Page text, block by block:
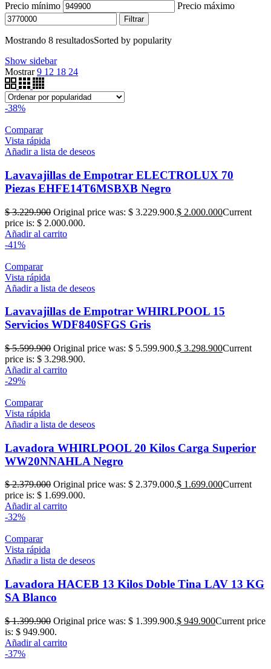
Precio mínimo Precio máximo
Filtrar
Mostrando 8 resultadosSorted by popularity
Show sidebar
Mostrar9 12 18 24
-38%
Comparar
Vista rápida
Añadir a lista de deseos
Lavavajillas de Empotrar ELECTROLUX 70
Piezas EHFE14T6MSBXB Negro
$3.229.900 Original price was: $ 3.229.900.$ 2.000.000Current
price is: $ 2.000.000.
Añadir al carrito
-41%
Comparar
Vista rápida
Añadir a lista de deseos
Lavavajillas de Empotrar WHIRLPOOL 15
Servicios WDF840SFGS Gris
$5.599.900 Original price was: $ 5.599.900.$ 3.298.900Current
price is: $ 3.298.900.
Añadir al carrito
-29%
Comparar
Vista rápida
Añadir a lista de deseos
Lavadora WHIRLPOOL 20 Kilos Carga Superior
WW20NNAHLA Negro
$2.379.000 Original price was: $ 2.379.000.$ 1.699.000Current
price is: $ 1.699.000.
Añadir al carrito
-32%
Comparar
Vista rápida
Añadir a lista de deseos
Lavadora HACEB 13 Kilos Doble Tina LAV 13 KG
SA Blanco
$1.399.900 Original price was: $ 1.399.900.$ 949.900Current price
is: $ 949.900.
Añadir al carrito
-37%